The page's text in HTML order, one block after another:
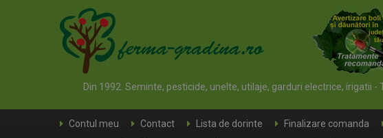
Din 1992. Seminte, pesticide, unelte, utilaje, garduri electrice, irigatii
Contul meu Contact Lista de dorinte Finalizare comanda